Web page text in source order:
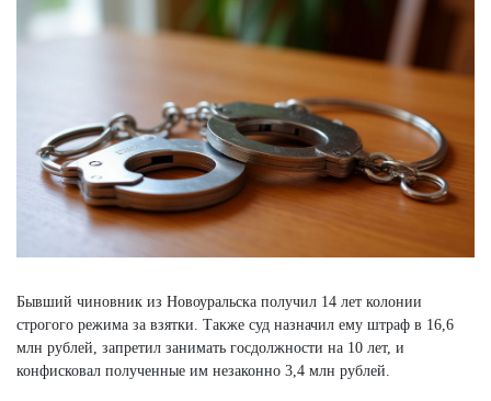
Бывший чиновник из Новоуральска получил 14 лет колонии
строгого режима за взятки. Также суд назначил ему штраф в 16,6
млн рублей, запретил занимать госдолжности на 10 лет, и
конфисковал полученные им незаконно 3,4 млн рублей.